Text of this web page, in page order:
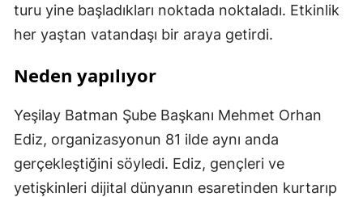
turu yine başladıkları noktada noktaladı. Etkinlik
her yaştan vatandaşı bir araya getirdi.
Neden yapılıyor
Yeşilay Batman Şube Başkanı Mehmet Orhan
Ediz, organizasyonun 81 ilde aynı anda
gerçekleştiğini söyledi. Ediz, gençleri ve
yetişkinleri dijital dünyanın esaretinden kurtarıp